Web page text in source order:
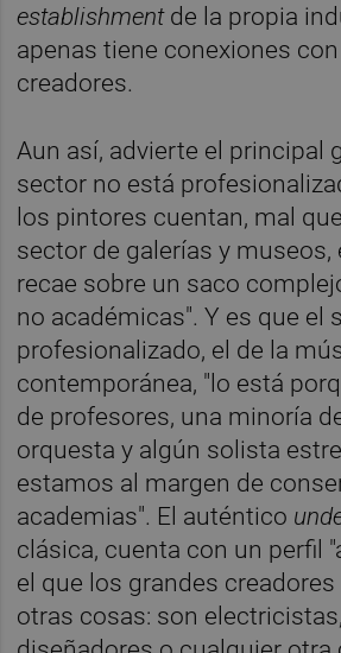
establishment de la propia
apenas tiene conexiones
creadores.
Aun así, advierte el principal
sector no está
los pintores cuentan, mal
sector de galerías y museos,
recae sobre un saco
no académicas". Y es que el
profesionalizado, el de la
contemporánea, "lo está
de profesores, una minoría
orquesta y algún solista
estamos al margen de
academias". El auténtico
clásica, cuenta con un perfil
el que los grandes
otras cosas: son